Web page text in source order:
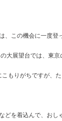
、この機会に一度登
大展望台では、東
もりがちですが、
どを着込んで、おし